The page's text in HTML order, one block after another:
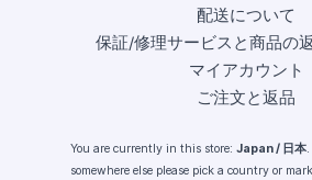
配送について
保証/修理サービスと商品の
マイアカウント
ご注文と返品
You are currently in this store: Japan / 日本
somewhere else please pick a country or